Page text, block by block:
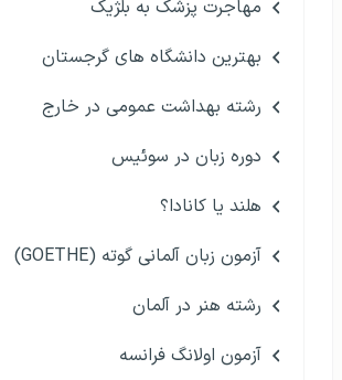
مهاجرت پزشک به بلژیک
بهترین دانشگاه های گرجستان
رشته بهداشت عمومی در خارج
دوره زبان در سوئیس
هلند یا کانادا؟
آزمون زبان آلمانی گوته (GOETHE)
رشته هنر در آلمان
آزمون اولانگ فرانسه